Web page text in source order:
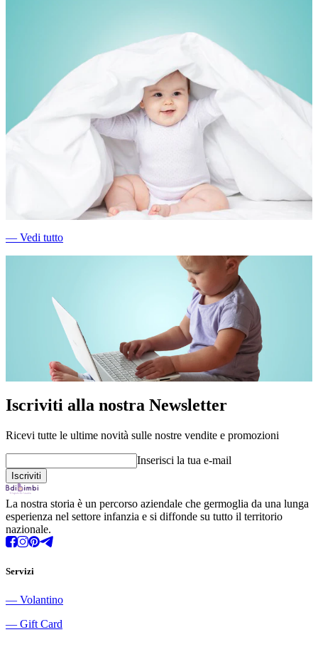
― Vedi tutto
Iscriviti alla nostra Newsletter
Ricevi tutte le ultime novità sulle nostre vendite e promozioni
Inserisci la tua e-mail
La nostra storia è un percorso aziendale che germoglia da una lunga
esperienza nel settore infanzia e si diffonde su tutto il territorio
nazionale.
Servizi
― Volantino
― Gift Card